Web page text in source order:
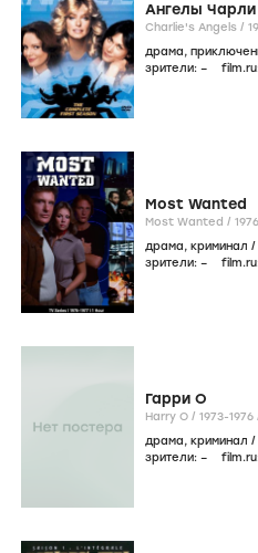
Ангелы Чарли
Charlie's Angels /
драма,
зрители: –
Most Wanted
Most Wanted /
драма, криминал /
зрители: –
Гарри О
Harry O / 1973-1976
драма, криминал /
зрители: –